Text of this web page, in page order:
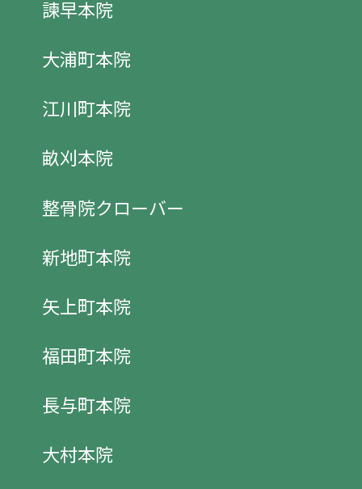
諫早本院
大浦町本院
江川町本院
畝刈本院
整骨院クローバー
新地町本院
矢上町本院
福田町本院
長与町本院
大村本院